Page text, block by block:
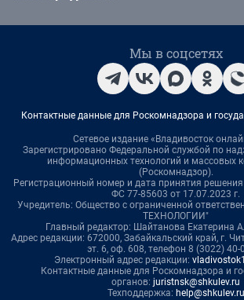
Мы в соцсетях
Контактные данные для Роскомнадзора и
Сетевое издание «Владивосток
Зарегистрировано Федеральной службой по
информационных технологий и массовых
(Роскомнадзор).
Регистрационный номер и дата принятия
ФС 77-85603 от 17.07.2023 г.
Учредитель: Общество с ограниченной
ТЕХНОЛОГИИ"
Главный редактор: Шайтанова Екатерина
Адрес редакции: 672000, Забайкальский край, г.
эт. 6, оф. 608, телефон 8 (3022) 40-
Электронный адрес редакции:
Контактные данные для Роскомнадзора и
органов: juristnsk@shkulev.ru
Техподдержка: help@shkulev.ru